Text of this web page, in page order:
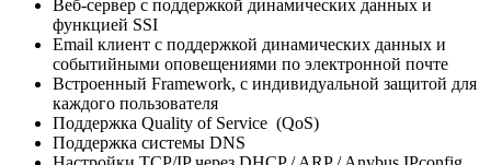
Веб-сервер с поддержкой динамических данных и
функцией SSI
Email клиент с поддержкой динамических данных и
событийными оповещениями по электронной почте
Встроенный Framework, с индивидуальной защитой для
каждого пользователя
Поддержка Quality of Service (QoS)
Поддержка системы DNS